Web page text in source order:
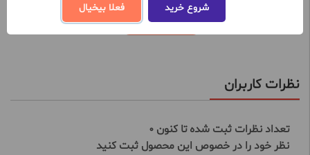
مشاهده بیشتر
نظرات کاربران
تعداد نظرات ثبت شده تا کنون 0
نظر خود را در خصوص این محصول ثبت کنید
شروع خرید فعلا بیخیال